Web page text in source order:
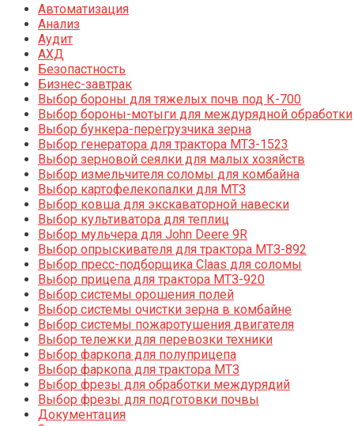
Автоматизация
Анализ
Аудит
АХД
Безопастность
Бизнес-завтрак
Выбор бороны для тяжелых почв под К-700
Выбор бороны-мотыги для междурядной обработки
Выбор бункера-перегрузчика зерна
Выбор генератора для трактора МТЗ-1523
Выбор зерновой сеялки для малых хозяйств
Выбор измельчителя соломы для комбайна
Выбор картофелекопалки для МТЗ
Выбор ковша для экскаваторной навески
Выбор культиватора для теплиц
Выбор мульчера для John Deere 9R
Выбор опрыскивателя для трактора МТЗ-892
Выбор пресс-подборщика Claas для соломы
Выбор прицепа для трактора МТЗ-920
Выбор системы орошения полей
Выбор системы очистки зерна в комбайне
Выбор системы пожаротушения двигателя
Выбор тележки для перевозки техники
Выбор фаркопа для полуприцепа
Выбор фаркопа для трактора МТЗ
Выбор фрезы для обработки междурядий
Выбор фрезы для подготовки почвы
Документация